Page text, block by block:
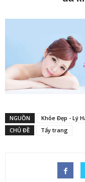
NGUỒN
Khỏe Đẹp - Lý
CHỦ ĐỀ
Tẩy trang